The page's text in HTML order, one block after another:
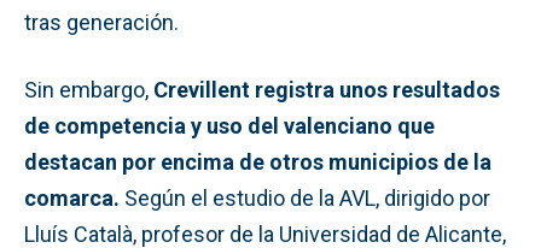
tras generación.
Sin embargo, Crevillent registra unos resultados
de competencia y uso del valenciano que
destacan por encima de otros municipios de la
comarca. Según el estudio de la AVL, dirigido por
Lluís Català, profesor de la Universidad de Alicante,